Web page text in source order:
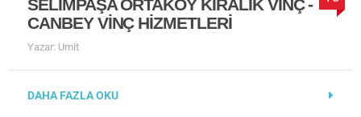
SELIMPAŞA ORTAKÖY KIRALIK VINÇ -
CANBEY VINÇ HIZMETLERI
Yazar: Umit
DAHA FAZLA OKU